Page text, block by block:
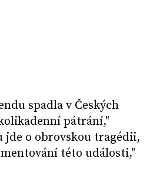
spadla v Českých
pátrání,"
o obrovskou tragédii,
této události,"